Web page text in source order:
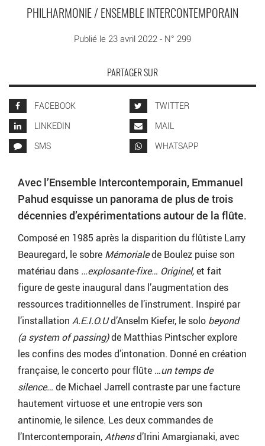
PHILHARMONIE / ENSEMBLE INTERCONTEMPORAIN
Publié le 23 avril 2022 - N° 299
PARTAGER SUR
FACEBOOK
TWITTER
LINKEDIN
MAIL
SMS
WHATSAPP
Avec l’Ensemble Intercontemporain, Emmanuel
Pahud esquisse un panorama de plus de trois
décennies d’expérimentations autour de la flûte.
Composé en 1985 après la disparition du flûtiste Larry
Beauregard, le sobre Mémorialede Boulez puise son
matériau dans …explosante-fixe… Originel,et fait
figure de geste inaugural dans l’augmentation des
ressources traditionnelles de l’instrument. Inspiré par
l’installation A.E.I.O.Ud’Anselm Kiefer, le solo beyond
(a system of passing)de Matthias Pintscher explore
les confins des modes d’intonation. Donné en création
française, le concerto pour flûte …un temps de
silence… de Michael Jarrell contraste par une facture
hautement virtuose et une entropie vers son
antinomie, le silence. Les deux commandes de
l’Intercontemporain,Athensd’Irini Amargianaki, avec